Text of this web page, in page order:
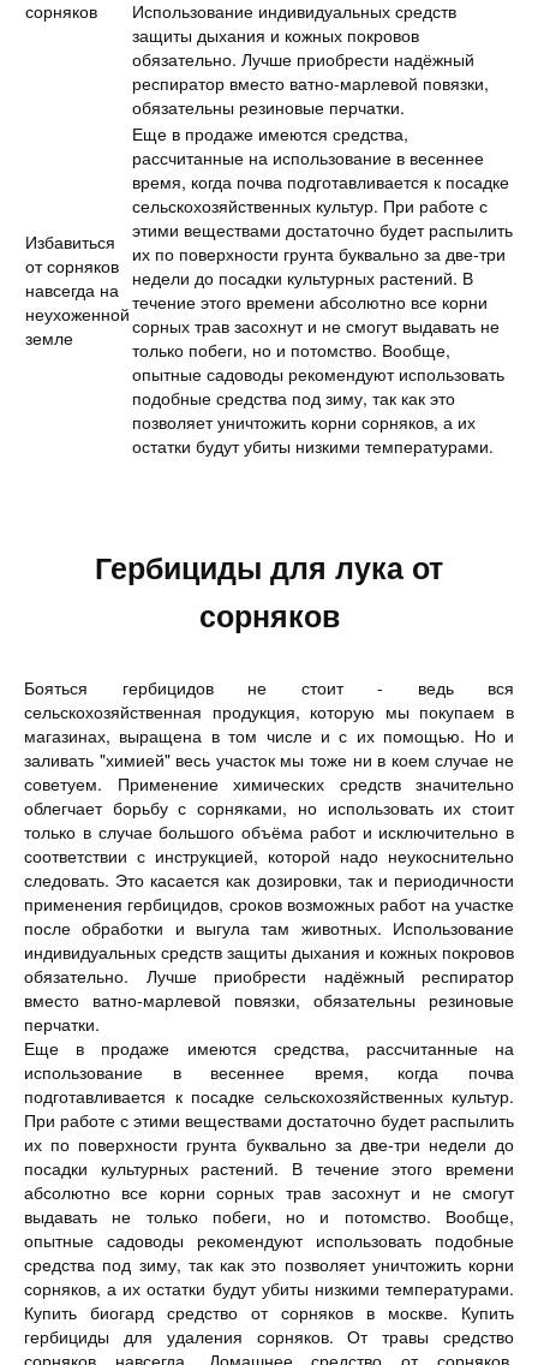
сорняков
Использование индивидуальных средств
защиты дыхания и кожных покровов
обязательно. Лучше приобрести надёжный
респиратор вместо ватно-марлевой повязки,
обязательны резиновые перчатки.
Избавиться
от сорняков
навсегда на
неухоженной
земле
Еще в продаже имеются средства,
рассчитанные на использование в весеннее
время, когда почва подготавливается к посадке
сельскохозяйственных культур. При работе с
этими веществами достаточно будет распылить
их по поверхности грунта буквально за две-три
недели до посадки культурных растений. В
течение этого времени абсолютно все корни
сорных трав засохнут и не смогут выдавать не
только побеги, но и потомство. Вообще,
опытные садоводы рекомендуют использовать
подобные средства под зиму, так как это
позволяет уничтожить корни сорняков, а их
остатки будут убиты низкими температурами.
Гербициды для лука от
сорняков
Бояться гербицидов не стоит - ведь вся
сельскохозяйственная продукция, которую мы покупаем в
магазинах, выращена в том числе и с их помощью. Но и
заливать "химией" весь участок мы тоже ни в коем случае не
советуем. Применение химических средств значительно
облегчает борьбу с сорняками, но использовать их стоит
только в случае большого объёма работ и исключительно в
соответствии с инструкцией, которой надо неукоснительно
следовать. Это касается как дозировки, так и периодичности
применения гербицидов, сроков возможных работ на участке
после обработки и выгула там животных. Использование
индивидуальных средств защиты дыхания и кожных покровов
обязательно. Лучше приобрести надёжный респиратор
вместо ватно-марлевой повязки, обязательны резиновые
перчатки.
Еще в продаже имеются средства, рассчитанные на
использование в весеннее время, когда почва
подготавливается к посадке сельскохозяйственных культур.
При работе с этими веществами достаточно будет распылить
их по поверхности грунта буквально за две-три недели до
посадки культурных растений. В течение этого времени
абсолютно все корни сорных трав засохнут и не смогут
выдавать не только побеги, но и потомство. Вообще,
опытные садоводы рекомендуют использовать подобные
средства под зиму, так как это позволяет уничтожить корни
сорняков, а их остатки будут убиты низкими температурами.
Купить биогард средство от сорняков в москве. Купить
гербициды для удаления сорняков. От травы средство